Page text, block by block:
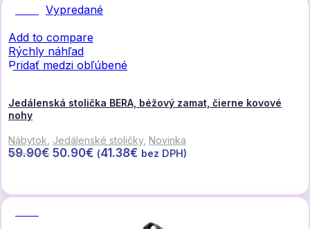
Vypredané
Add to compare
Rýchly náhľad
Pridať medzi obľúbené
Jedálenská stolička BERA, béžový zamat, čierne kovové
nohy
Nábytok Jedálenské stoličky, Novinka
59.90€ Pôvodná
59.90€.
50.90€ Aktuálna
50.90€.
(41.38€ bez DPH)